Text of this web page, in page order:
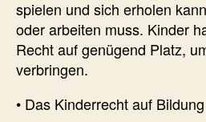
spielen und sich erholen
oder arbeiten muss. Kinder
Recht auf genügend Platz,
verbringen.
• Das Kinderrecht auf Bildung